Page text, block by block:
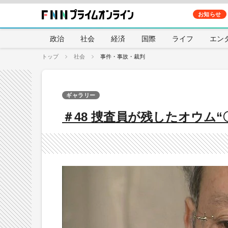
お知らせ
政治 社会 経済 国際 ライフ エン
トップ 社会 事件・事故・裁判
＃48 捜査員が残したオウ
ギャラリー